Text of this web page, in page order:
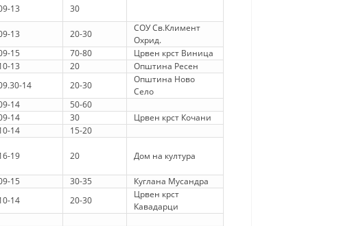
КРВОДАРИТЕЛСТВО
МЕНАЏМЕНТ НА ВОЛОНТЕРИ
ЗА НАС
ДЕЈСТВУВАЊЕ
13 30
13 20-30
СОУ Св.Климент
Охрид.
15 70-80
Црвен крст Виница
13 20
Општина Ресен
14 20-30
Општина Ново
Село
14
50-60
14 30
Црвен крст Кочани
14 15-20
19 20 Дом на култура
15 30-35
Куглана Мусандра
14 20-30
Црвен крст
Кавадарци